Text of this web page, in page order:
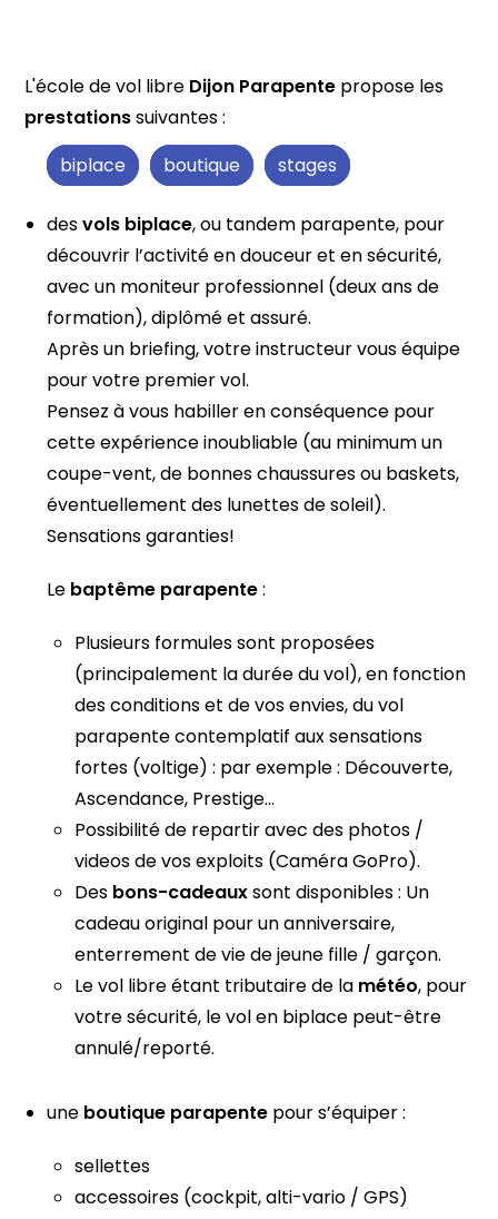
L'école de vol libre Dijon Parapente propose les
prestationssuivantes :
biplace
boutique stages
desvols biplace, ou tandem parapente, pour
découvrir l’activité en douceur et en sécurité,
avec un moniteur professionnel (deux ans de
formation), diplômé et assuré.
Après un briefing, votre instructeur vous équipe
pour votre premier vol.
Pensez à vous habiller en conséquence pour
cette expérience inoubliable (au minimum un
coupe-vent, de bonnes chaussures ou baskets,
éventuellement des lunettes de soleil).
Sensations garanties!
Le baptême parapente:
Plusieurs formules sont proposées
(principalement la durée du vol), en fonction
des conditions et de vos envies, du vol
parapente contemplatif aux sensations
fortes (voltige) : par exemple : Découverte,
Ascendance, Prestige…
Possibilité de repartir avec des photos /
videos de vos exploits (Caméra GoPro).
Des bons-cadeauxsont disponibles : Un
cadeau original pour un anniversaire,
enterrement de vie de jeune fille / garçon.
Le vol libre étant tributaire de la météo, pour
votre sécurité, le vol en biplace peut-être
annulé/reporté.
une boutique parapente pour s’équiper :
sellettes
accessoires (cockpit, alti-vario / GPS)